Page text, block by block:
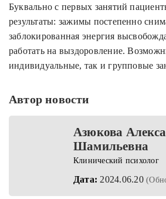
Буквально с первых занятий
результаты: зажимы постепенно
заблокированная энергия
работать на выздоровление.
индивидуальные, так и групповые
Автор новости
Азюкова
Шамильевна
Клинический психолог
Дата: 2024.06.20